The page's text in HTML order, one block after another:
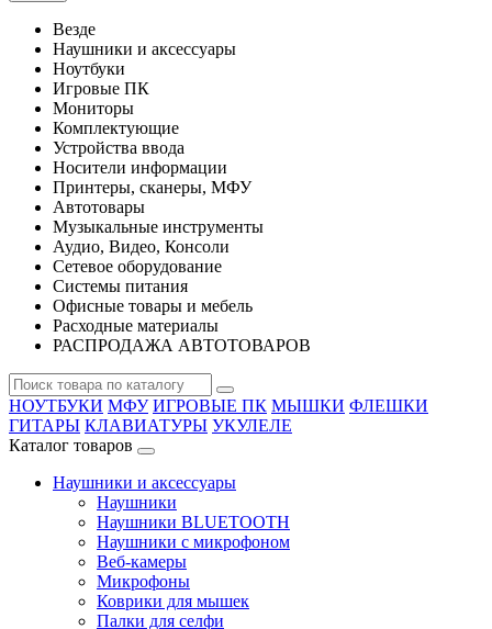
Везде
Наушники и аксессуары
Ноутбуки
Игровые ПК
Мониторы
Комплектующие
Устройства ввода
Носители информации
Принтеры, сканеры, МФУ
Автотовары
Музыкальные инструменты
Аудио, Видео, Консоли
Сетевое оборудование
Системы питания
Офисные товары и мебель
Расходные материалы
РАСПРОДАЖА АВТОТОВАРОВ
НОУТБУКИ МФУ ИГРОВЫЕ ПК МЫШКИ ФЛЕШКИ
ГИТАРЫ КЛАВИАТУРЫ УКУЛЕЛЕ
Каталог товаров
Наушники и аксессуары
Наушники
Наушники BLUETOOTH
Наушники с микрофоном
Веб-камеры
Микрофоны
Коврики для мышек
Палки для селфи